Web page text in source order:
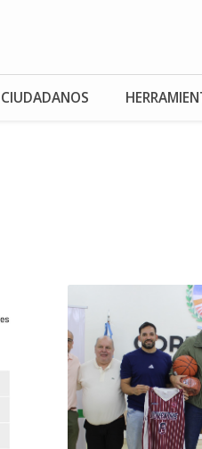
CIUDADANOS